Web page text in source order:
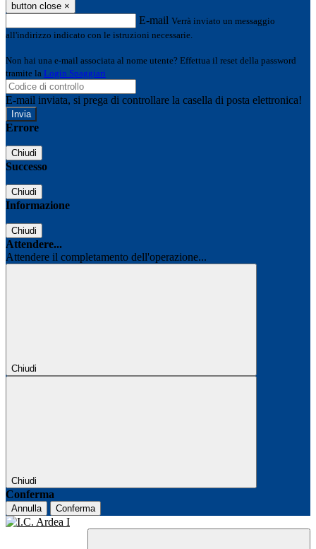
button close ×
E-mail Verrà inviato un messaggio
all'indirizzo indicato con le istruzioni necessarie.
Non hai una e-mail associata al nome utente? Effettua il reset della password
tramite la Login Spaggiari
E-mail inviata, si prega di controllare la casella di posta elettronica!
Errore
Chiudi
Successo
Chiudi
Informazione
Chiudi
Attendere...
Attendere il completamento dell'operazione...
Chiudi
Chiudi
Conferma
Annulla Conferma